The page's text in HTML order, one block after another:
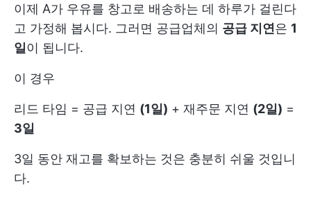
이제 A가 우유를 창고로 배송하는 데 하루가 걸린다
고 가정해 봅시다. 그러면 공급업체의 공급 지연은 1
일이 됩니다.
이 경우
리드 타임 = 공급 지연 (1일) + 재주문 지연 (2일) =
3일
3일 동안 재고를 확보하는 것은 충분히 쉬울 것입니
다.